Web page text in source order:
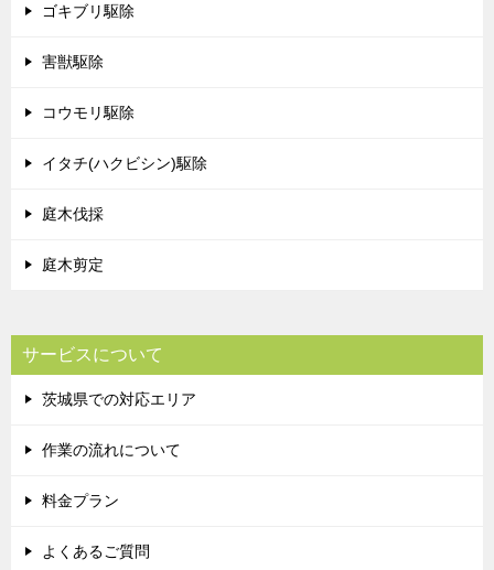
ゴキブリ駆除
害獣駆除
コウモリ駆除
イタチ(ハクビシン)駆除
庭木伐採
庭木剪定
サービスについて
茨城県での対応エリア
作業の流れについて
料金プラン
よくあるご質問